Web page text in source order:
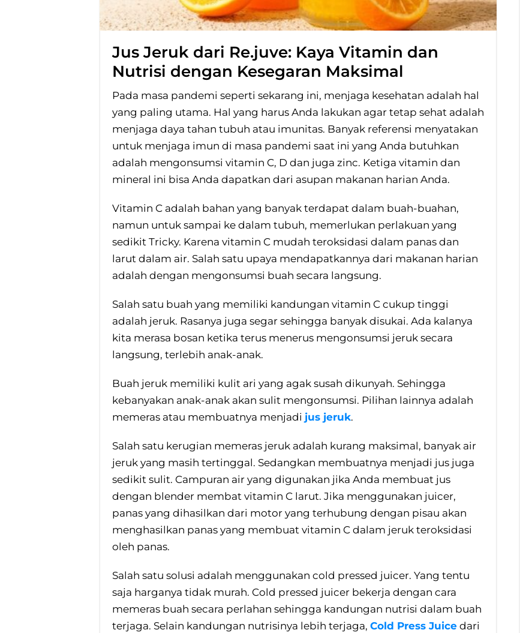
Jus Jeruk dari Re.juve: Kaya Vitamin dan
Nutrisi dengan Kesegaran Maksimal
Pada masa pandemi seperti sekarang ini, menjaga kesehatan adalah hal
yang paling utama. Hal yang harus Anda lakukan agar tetap sehat adalah
menjaga daya tahan tubuh atau imunitas. Banyak referensi menyatakan
untuk menjaga imun di masa pandemi saat ini yang Anda butuhkan
adalah mengonsumsi vitamin C, D dan juga zinc. Ketiga vitamin dan
mineral ini bisa Anda dapatkan dari asupan makanan harian Anda.
Vitamin C adalah bahan yang banyak terdapat dalam buah-buahan,
namun untuk sampai ke dalam tubuh, memerlukan perlakuan yang
sedikit Tricky. Karena vitamin C mudah teroksidasi dalam panas dan
larut dalam air. Salah satu upaya mendapatkannya dari makanan harian
adalah dengan mengonsumsi buah secara langsung.
Salah satu buah yang memiliki kandungan vitamin C cukup tinggi
adalah jeruk. Rasanya juga segar sehingga banyak disukai. Ada kalanya
kita merasa bosan ketika terus menerus mengonsumsi jeruk secara
langsung, terlebih anak-anak.
Buah jeruk memiliki kulit ari yang agak susah dikunyah. Sehingga
kebanyakan anak-anak akan sulit mengonsumsi. Pilihan lainnya adalah
memeras atau membuatnya menjadi jus jeruk.
Salah satu kerugian memeras jeruk adalah kurang maksimal, banyak air
jeruk yang masih tertinggal. Sedangkan membuatnya menjadi jus juga
sedikit sulit. Campuran air yang digunakan jika Anda membuat jus
dengan blender membat vitamin C larut. Jika menggunakan juicer,
panas yang dihasilkan dari motor yang terhubung dengan pisau akan
menghasilkan panas yang membuat vitamin C dalam jeruk teroksidasi
oleh panas.
Salah satu solusi adalah menggunakan cold pressed juicer. Yang tentu
saja harganya tidak murah. Cold pressed juicer bekerja dengan cara
memeras buah secara perlahan sehingga kandungan nutrisi dalam buah
terjaga. Selain kandungan nutrisinya lebih terjaga, Cold Press Juice dari